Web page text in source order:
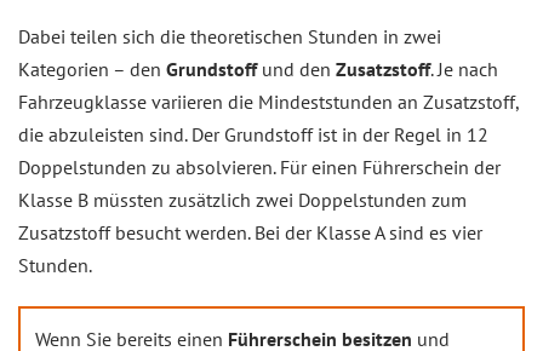
Dabei teilen sich die theoretischen Stunden in zwei
Kategorien – den Grundstoffund den Zusatzstoff. Je nach
Fahrzeugklasse variieren die Mindeststunden an Zusatzstoff,
die abzuleisten sind. Der Grundstoff ist in der Regel in 12
Doppelstunden zu absolvieren. Für einen Führerschein der
Klasse B müssten zusätzlich zwei Doppelstunden zum
Zusatzstoff besucht werden. Bei der Klasse A sind es vier
Stunden.
Wenn Sie bereits einen Führerschein besitzen und